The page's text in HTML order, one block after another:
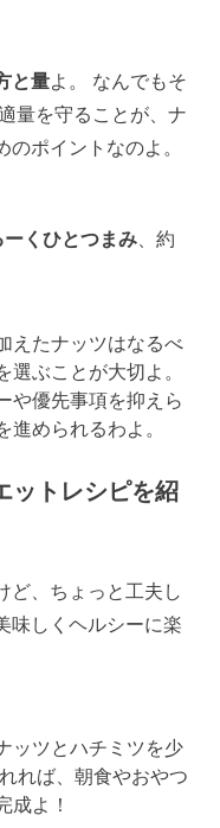
と量よ。 なんでもそ
量を守ることが、ナ
ポイントなのよ。
ーくひとつまみ、約
えたナッツはなるべ
選ぶことが大切よ。
や優先事項を抑えら
められるわよ。
ットレシピを紹
ど、ちょっと工夫し
味しくヘルシーに楽
ッツとハチミツを少
れば、朝食やおやつ
成よ！